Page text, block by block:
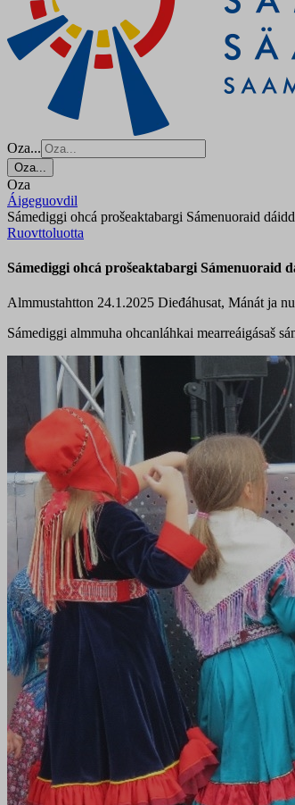
Oza...
Oza...
Oza
Áigeguovdil
Sámediggi ohcá prošeaktabargi Sámenuoraid
Ruovttoluotta
Sámediggi ohcá prošeaktabargi Sámenuoraid
Almmustahtton 24.1.2025 Dieđáhusat, Mánát ja
Sámediggi almmuha ohcanláhkai mearreáigásaš